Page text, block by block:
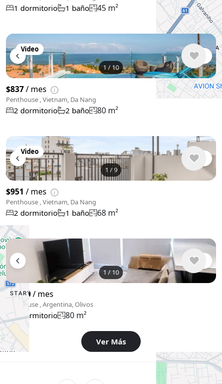
1 dormitorio 1 baño 45 m²
1/10
Video
$837/ mes
Penthouse , Vietnam, Da Nang
2 dormitorio 2 baño 80 m²
1 /9
Video
$951 / mes
Penthouse , Vietnam, Da Nang
2 dormitorio 1 baño 68 m²
1 / 10
$2,300/ mes
Penthouse , Argentina, Olivos
1 dormitorio 80 m²
Ver Más